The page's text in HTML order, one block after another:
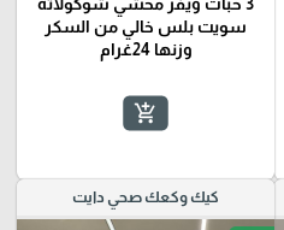
سويت بلس خالي من السكر
وزنها 24غرام
add_shopping_cart
كيك وكعك صحي دايت